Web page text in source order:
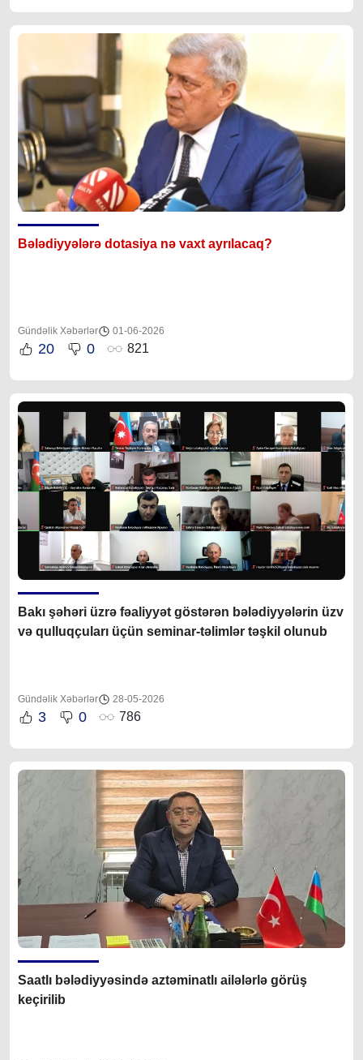
Bələdiyyələrə dotasiya nə vaxt ayrılacaq?
Gündəlik Xəbərlər 01-06-2026
20 0 821
Bakı şəhəri üzrə fəaliyyət göstərən bələdiyyələrin üzv
və qulluqçuları üçün seminar-təlimlər təşkil olunub
Gündəlik Xəbərlər 28-05-2026
3 0 786
Saatlı bələdiyyəsində aztəminatlı ailələrlə görüş
keçirilib